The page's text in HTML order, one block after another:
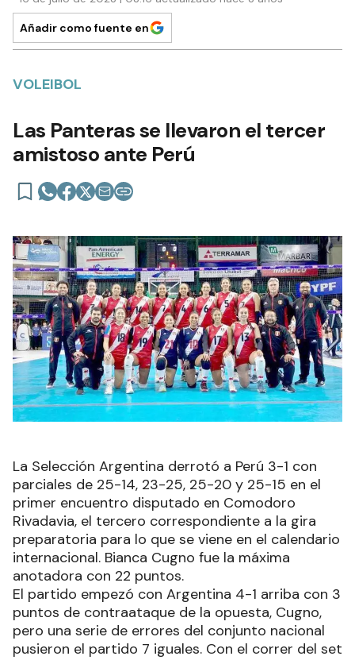
Añadir como fuente en
VOLEIBOL
Las Panteras se llevaron el tercer
amistoso ante Perú
La Selección Argentina derrotó a Perú 3-1 con
parciales de 25-14, 23-25, 25-20 y 25-15 en el
primer encuentro disputado en Comodoro
Rivadavia, el tercero correspondiente a la gira
preparatoria para lo que se viene en el calendario
internacional. Bianca Cugno fue la máxima
anotadora con 22 puntos.
El partido empezó con Argentina 4-1 arriba con 3
puntos de contraataque de la opuesta, Cugno,
pero una serie de errores del conjunto nacional
pusieron el partido 7 iguales. Con el correr del set